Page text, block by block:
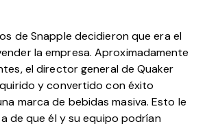
de Snapple decidieron que era el
la empresa. Aproximadamente
el director general de Quaker
y convertido con éxito
marca de bebidas masiva. Esto le
de que él y su equipo podrían